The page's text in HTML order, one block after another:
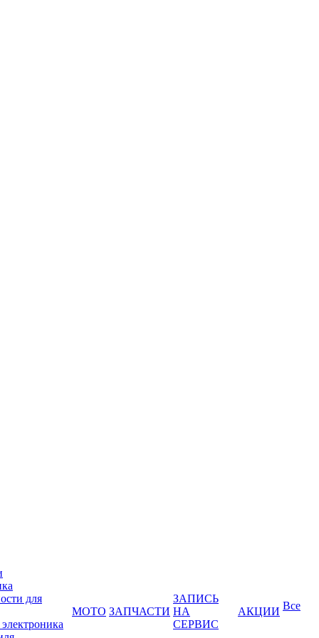
для
МОТО ЗАПЧАСТИ
ЗАПИСЬ
НА
СЕРВИС
АКЦИИ Все